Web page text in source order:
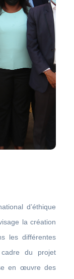
d’éthique
la création
les différentes
du projet
en œuvre des